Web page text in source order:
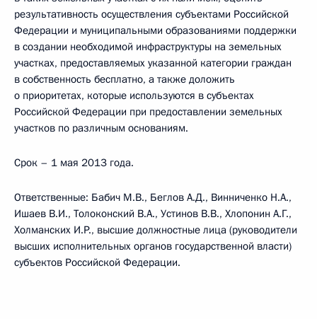
результативность осуществления субъектами Российской
Федерации и муниципальными образованиями поддержки
в создании необходимой инфраструктуры на земельных
участках, предоставляемых указанной категории граждан
в собственность бесплатно, а также доложить
о приоритетах, которые используются в субъектах
Российской Федерации при предоставлении земельных
участков по различным основаниям.
Срок – 1 мая 2013 года.
Ответственные: Бабич М.В., Беглов А.Д., Винниченко Н.А.,
Ишаев В.И., Толоконский В.А., Устинов В.В., Хлопонин А.Г.,
Холманских И.Р., высшие должностные лица (руководители
высших исполнительных органов государственной власти)
субъектов Российской Федерации.